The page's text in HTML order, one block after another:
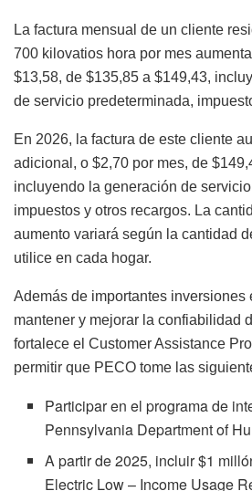
La factura mensual de un cliente
700 kilovatios hora por mes
$13,58, de $135,85 a $149,43,
de servicio predeterminada,
En 2026, la factura de este cliente
adicional, o $2,70 por mes, de
incluyendo la generación de
impuestos y otros recargos. La
aumento variará según la cantidad
utilice en cada hogar.
Además de importantes inversiones
mantener y mejorar la confiabilidad
fortalece el Customer Assistance
permitir que PECO tome las
Participar en el programa de
Pennsylvania Department of
A partir de 2025, incluir $1
Electric Low – Income Usage